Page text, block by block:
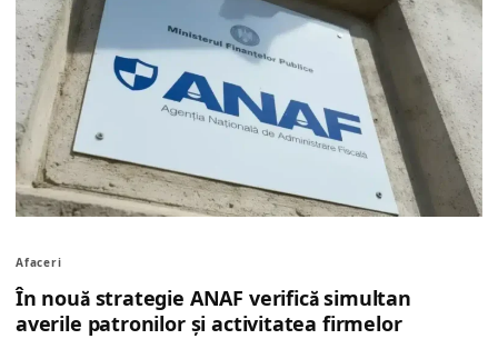
Afaceri
În nouă strategie ANAF verifică simultan
averile patronilor și activitatea firmelor